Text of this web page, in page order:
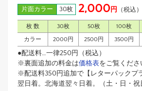
片面カラー 30枚 2,000円 （税込）
枚 数 30枚 50枚 100枚
カラー 2000円 2500円 3500円
●配送料…一律250円（税込）
※裏面追加の料金は価格表をご覧くださ
※配送料350円追加で【レターパックプ
翌日着。北海道翌々日着。（土・日・祝